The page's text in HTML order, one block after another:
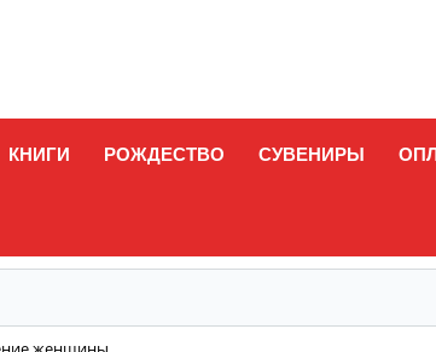
КНИГИ РОЖДЕСТВО СУВЕНИРЫ